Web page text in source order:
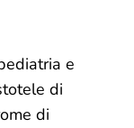
e
di
di